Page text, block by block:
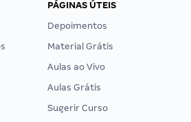
PÁGINAS ÚTEIS
Depoimentos
Material Grátis
Aulas ao Vivo
Aulas Grátis
Sugerir Curso